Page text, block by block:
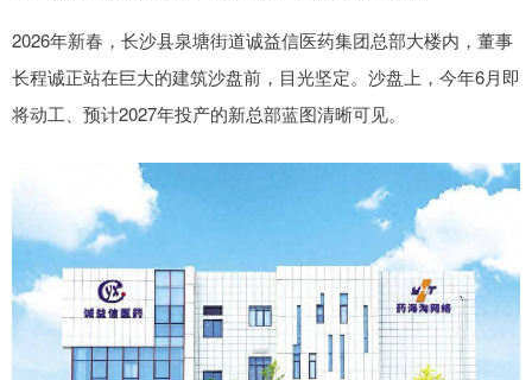
2026年新春，长沙县泉塘街道诚益信医药集团总部大楼内，董事
长程诚正站在巨大的建筑沙盘前，目光坚定。沙盘上，今年6月即
将动工、预计2027年投产的新总部蓝图清晰可见。